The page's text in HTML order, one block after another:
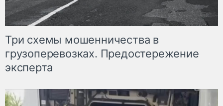
Три схемы мошенничества в
грузоперевозках. Предостережение
эксперта